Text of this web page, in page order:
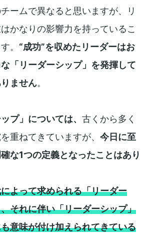
ームで異なると思いますが、リ
かなりの影響力を持っているこ
。 “成功”を収めたリーダーはお
「リーダーシップ」を発揮して
ません。
プ」については、 古くから多く
重ねてきていますが、 今日に至
な1つの定義となったことはあり
よって求められる「リーダー
それに伴い「リーダーシップ」
意味が付け加えられてきている